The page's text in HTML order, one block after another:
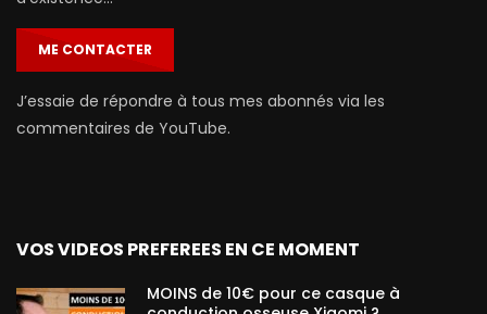
ME CONTACTER
J’essaie de répondre à tous mes abonnés via les
commentaires de YouTube.
VOS VIDEOS PREFEREES EN CE MOMENT
MOINS de 10€ pour ce casque à